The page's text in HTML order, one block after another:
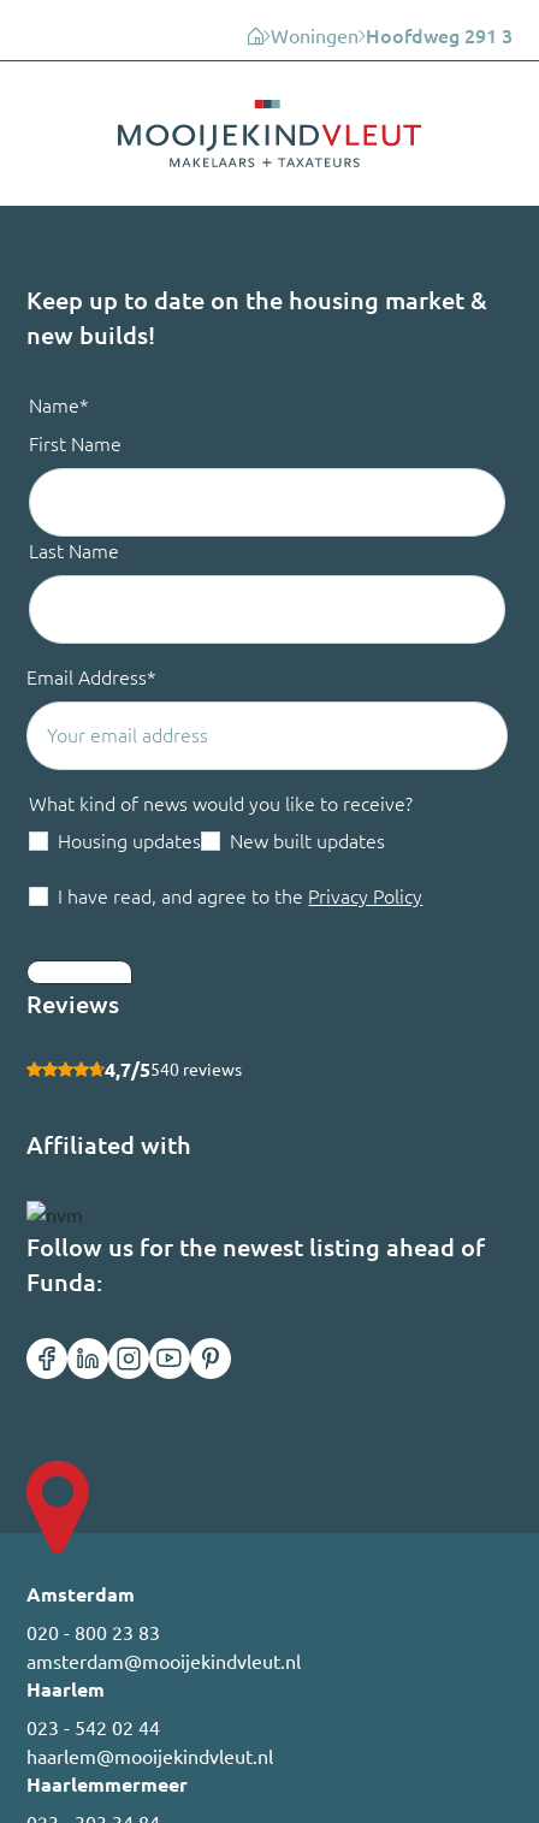
Woningen Hoofdweg 291 3
Keep up to date on the housing market &
new builds!
Name*
First Name
Last Name
Email Address*
What kind of news would you like to receive?
Housing updates
New built updates
I have read, and agree to the Privacy Policy
Reviews
4,7/5540 reviews
Affiliated with
Follow us for the newest listing ahead of
Funda:
Amsterdam
020 - 800 23 83
amsterdam@mooijekindvleut.nl
Haarlem
023 - 542 02 44
haarlem@mooijekindvleut.nl
Haarlemmermeer